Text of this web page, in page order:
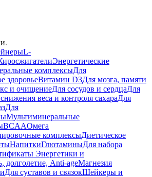
L-
Энергетические
комплексыДля
здоровьеВитамин D3Для мозга, памяти
и очищениеДля сосудов и сердцаДля
веса и контроля сахараДля
Для
Мультиминеральные
BCAAОмега
комплексыДиетическое
НапиткиГлютаминыДля набора
Энергетики и
долголетие, Anti-ageМагнезия
Для суставов и связокШейкеры и